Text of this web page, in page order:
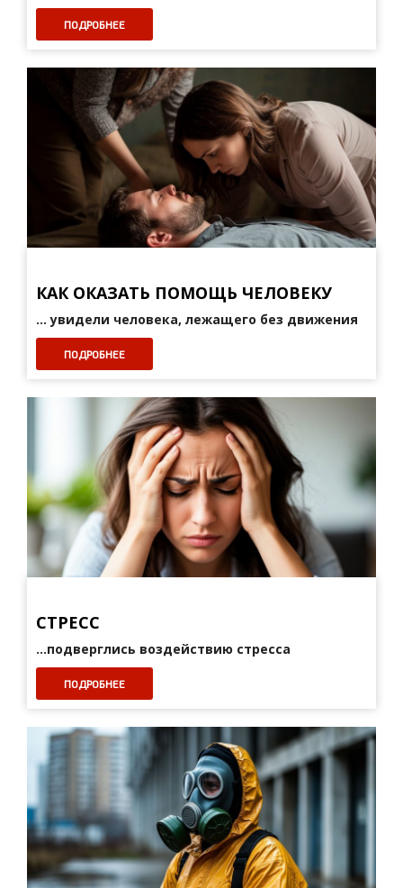
ПОДРОБНЕЕ
КАК ОКАЗАТЬ ПОМОЩЬ ЧЕЛОВЕКУ
... увидели человека, лежащего без движения
ПОДРОБНЕЕ
СТРЕСС
...подверглись воздействию стресса
ПОДРОБНЕЕ